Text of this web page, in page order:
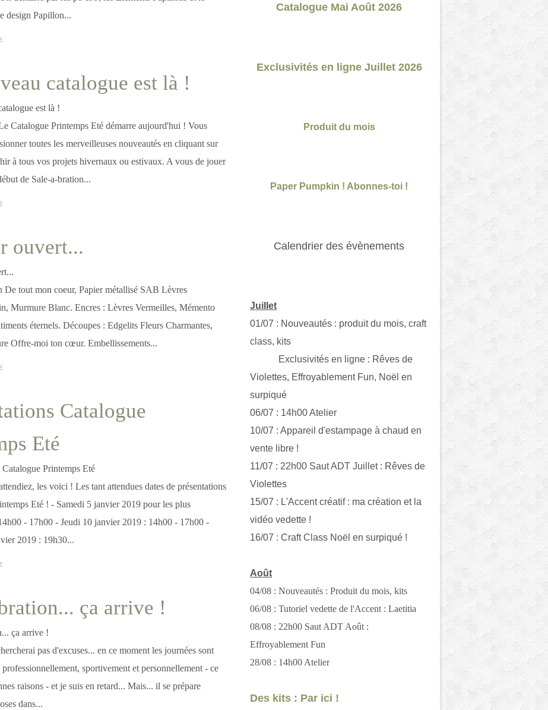
design Papillon...
catalogue est là !
Catalogue Printemps Eté démarre aujourd'hui ! Vous
toutes les merveilleuses nouveautés en cliquant sur
à tous vos projets hivernaux ou estivaux. A vous de jouer
de Sale-a-bration...
ouvert...
De tout mon coeur, Papier métallisé SAB Lèvres
Murmure Blanc. Encres : Lèvres Vermeilles, Mémento
éternels. Découpes : Edgelits Fleurs Charmantes,
Offre-moi ton cœur. Embellissements...
Catalogue
Eté
les voici ! Les tant attendues dates de présentations
Eté ! - Samedi 5 janvier 2019 pour les plus
- 17h00 - Jeudi 10 janvier 2019 : 14h00 - 17h00 -
2019 : 19h30...
ça arrive !
pas d'excuses... en ce moment les journées sont
sportivement et personnellement - ce
raisons - et je suis en retard... Mais... il se prépare
dans...
Catalogue Mai Août 2026
Exclusivités en ligne Juillet 2026
Produit du mois
Paper Pumpkin ! Abonnes-toi !
Calendrier des évènements
Juillet
01/07 : Nouveautés : produit du mois, craft
class, kits
Exclusivités en ligne : Rêves de
Violettes, Effroyablement Fun, Noël en
surpiqué
06/07 : 14h00 Atelier
10/07 : Appareil d'estampage à chaud en
vente libre !
11/07 : 22h00 Saut ADT Juillet : Rêves de
Violettes
15/07 : L'Accent créatif : ma création et la
vidéo vedette !
16/07 : Craft Class Noël en surpiqué !
Août
04/08 : Nouveautés : Produit du mois, kits
06/08 : Tutoriel vedette de l'Accent : Laetitia
08/08 : 22h00 Saut ADT Août :
Effroyablement Fun
28/08 : 14h00 Atelier
Des kits : Par ici !